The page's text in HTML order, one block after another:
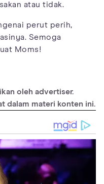
atau tidak.
perut perih,
Semoga
Moms!
gerd/guide/what-is-acid-
articles/321318#other-
causes/syc-20352211
lifestyle/nutrition-and-
art-20049372
oleh advertiser.
dalam materi konten ini.